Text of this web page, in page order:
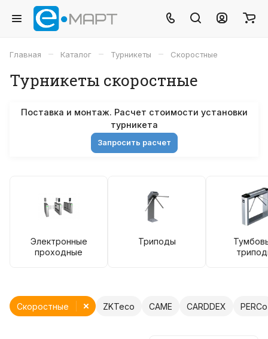
Главная – Каталог – Турникеты – Скоростные
Турникеты скоростные
Поставка и монтаж. Расчет стоимости установки
турникета
Запросить расчет
Электронные
проходные
Триподы
ZKTeco CAME CARDDEX PERCo
Скоростные